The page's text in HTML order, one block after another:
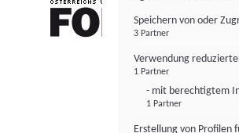
Speichern von oder
3 Partner
Verwendung
1 Partner
- mit berechtigtem
1 Partner
Erstellung von Profilen
FONDS professionell